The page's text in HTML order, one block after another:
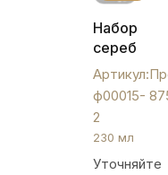
Набор
бокалов
,
ф00015-
2
Артикул:
ф00015-
2
230 мл
Уточняйте